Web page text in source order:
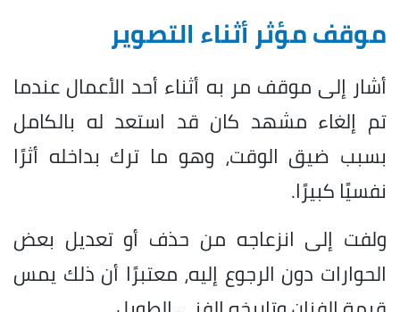
موقف مؤثر أثناء التصوير
أشار إلى موقف مر به أثناء أحد الأعمال عندما
تم إلغاء مشهد كان قد استعد له بالكامل
بسبب ضيق الوقت، وهو ما ترك بداخله أثرًا
نفسيًا كبيرًا.
ولفت إلى انزعاجه من حذف أو تعديل بعض
الحوارات دون الرجوع إليه، معتبرًا أن ذلك يمس